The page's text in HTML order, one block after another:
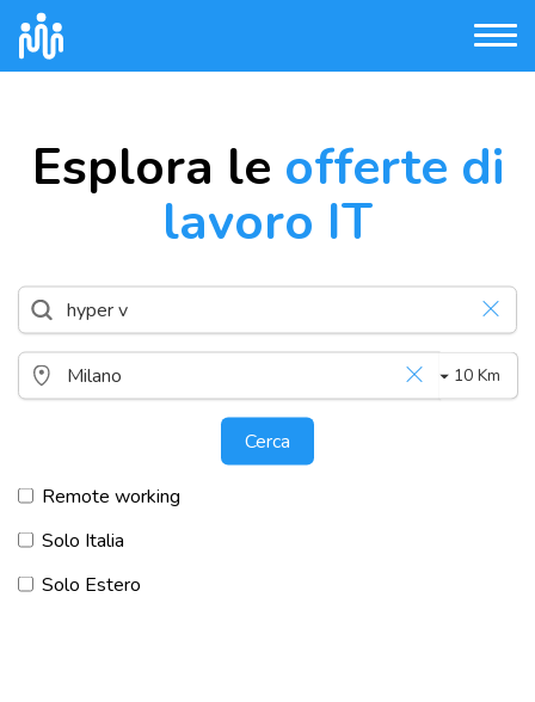
Esplora le offerte di
lavoro IT
10 Km
Cerca
Remote working
Solo Italia
Solo Estero